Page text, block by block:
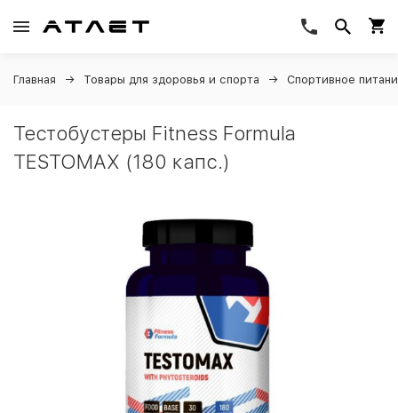
Главная Товары для здоровья и спорта Спортивное
Тестобустеры Fitness Formula
TESTOMAX (180 капс.)